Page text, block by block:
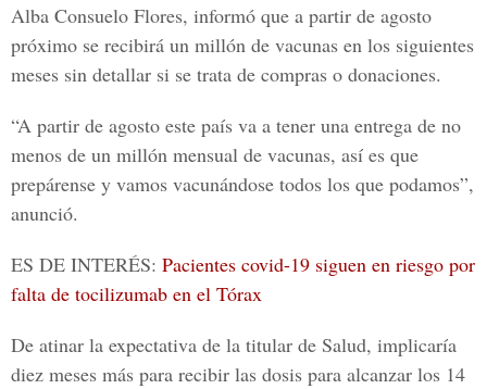
Alba Consuelo Flores, informó que a partir de agosto
próximo se recibirá un millón de vacunas en los siguientes
meses sin detallar si se trata de compras o donaciones.
“A partir de agosto este país va a tener una entrega de no
menos de un millón mensual de vacunas, así es que
prepárense y vamos vacunándose todos los que podamos”,
anunció.
ES DE INTERÉS: Pacientes covid-19 siguen en riesgo por
falta de tocilizumab en el Tórax
De atinar la expectativa de la titular de Salud, implicaría
diez meses más para recibir las dosis para alcanzar los 14